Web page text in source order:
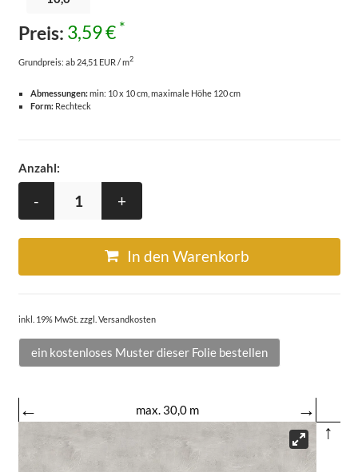
Preis: 3,59 € *
Grundpreis: ab 24,51 EUR / m2
Abmessungen:min: 10 x 10 cm, maximale Höhe 120 cm
Form:Rechteck
Anzahl:
- +
In den Warenkorb
inkl. 19% MwSt. zzgl. Versandkosten
ein kostenloses Muster dieser Folie bestellen
← max. 30,0 m
→
↑